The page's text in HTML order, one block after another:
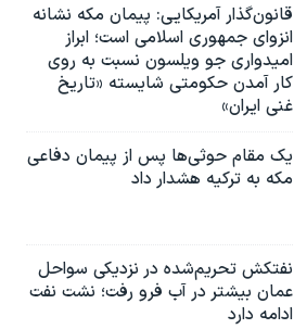
قانون‌گذار آمریکایی: پیمان مکه نشانه
انزوای جمهوری اسلامی است؛ ابراز
امیدواری جو ویلسون نسبت به روی
کار آمدن حکومتی شایسته «تاریخ
غنی ایران»
یک مقام حوثی‌ها پس از پیمان دفاعی
مکه به ترکیه هشدار داد
نفتکش تحریم‌شده در نزدیکی سواحل
عمان بیشتر در آب فرو رفت؛ نشت نفت
ادامه دارد